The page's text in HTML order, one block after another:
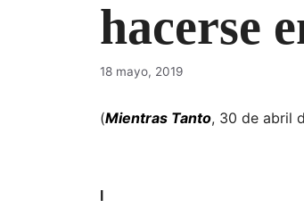
hacerse
18 mayo, 2019
(Mientras Tanto, 30 de abril